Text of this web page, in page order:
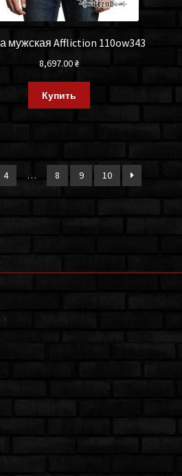
мужская Affliction 110ow343
8,697.00₴
Купить
4 … 8 9 10